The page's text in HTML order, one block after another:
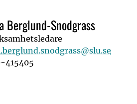
Berglund-Snodgrass
415405